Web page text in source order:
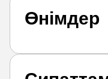
Өнімдер